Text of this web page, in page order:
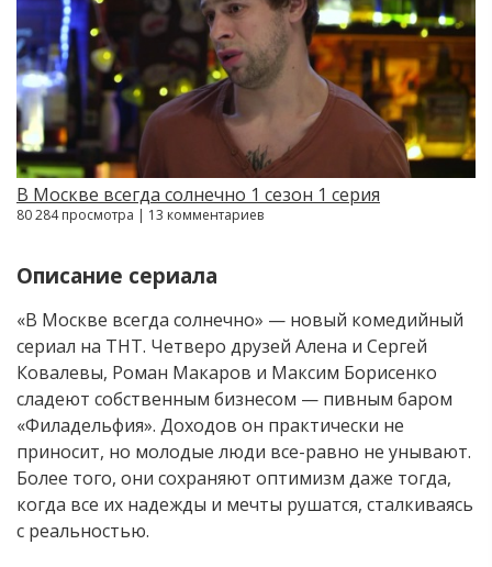
В Москве всегда солнечно 1 сезон 1 серия
80 284 просмотра | 13 комментариев
Описание сериала
«В Москве всегда солнечно» — новый комедийный
сериал на ТНТ. Четверо друзей Алена и Сергей
Ковалевы, Роман Макаров и Максим Борисенко
сладеют собственным бизнесом — пивным баром
«Филадельфия». Доходов он практически не
приносит, но молодые люди все-равно не унывают.
Более того, они сохраняют оптимизм даже тогда,
когда все их надежды и мечты рушатся, сталкиваясь
с реальностью.